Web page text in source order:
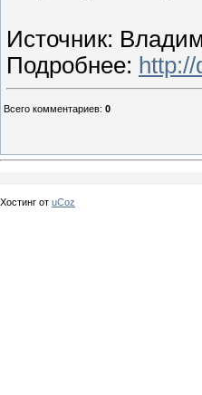
Источник:
Подробнее:
Всего комментариев: 0
Хостинг от uCoz